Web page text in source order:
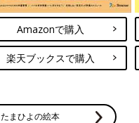
Amazonで購入
楽天ブックスで購入
たまひよの絵本